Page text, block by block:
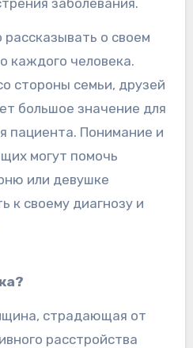
о своем
каждого человека.
стороны семьи, друзей
большое значение для
пациента. Понимание и
могут помочь
или девушке
к своему диагнозу и
страдающая от
расстройства